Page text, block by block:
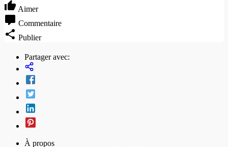
Aimer
Commentaire
Publier
Partager avec:
À propos